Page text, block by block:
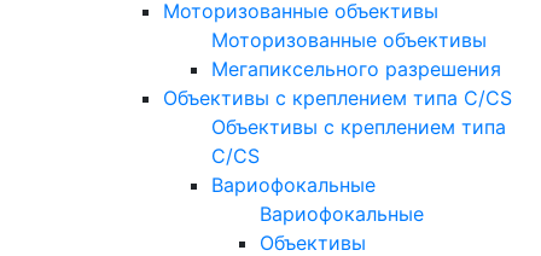
Моторизованные объективы
Моторизованные объективы
Мегапиксельного разрешения
Объективы с креплением типа C/CS
Объективы с креплением типа
C/CS
Вариофокальные
Вариофокальные
Объективы